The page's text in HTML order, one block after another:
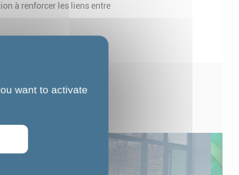
à renforcer les liens entre
want to activate